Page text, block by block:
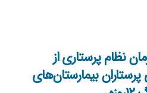
نظام پرستاری از
بیمارستان‌های